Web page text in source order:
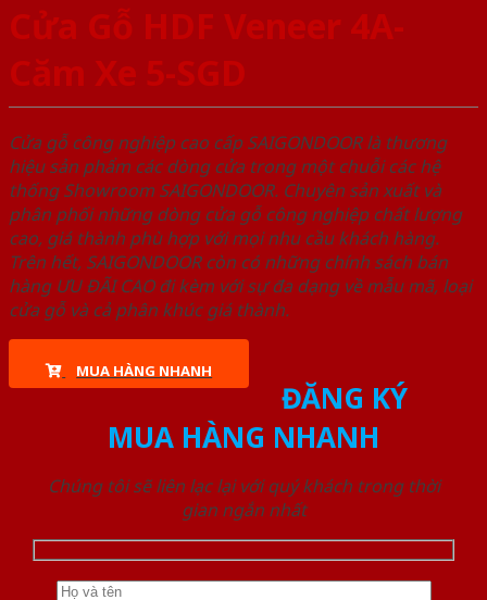
Cửa Gỗ HDF Veneer 4A-
Căm Xe 5-SGD
Cửa gỗ công nghiệp cao cấp SAIGONDOOR là thương
hiệu sản phẩm các dòng cửa trong một chuỗi các hệ
thống Showroom SAIGONDOOR. Chuyên sản xuất và
phân phối những dòng cửa gỗ công nghiệp chất lượng
cao, giá thành phù hợp với mọi nhu cầu khách hàng.
Trên hết, SAIGONDOOR còn có những chính sách bán
hàng ƯU ĐÃI CAO đi kèm với sự đa dạng về mẫu mã, loại
cửa gỗ và cả phân khúc giá thành.
MUA HÀNG NHANH
ĐĂNG KÝ
MUA HÀNG NHANH
Chúng tôi sẽ liên lạc lại với quý khách trong thời
gian ngắn nhất